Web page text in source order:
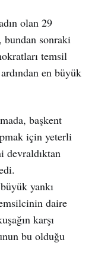
olan 29
bundan sonraki
temsil
en büyük
başkent
için yeterli
devraldıktan
yankı
daire
karşı
bu olduğu